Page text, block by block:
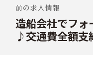
ー
シ
ョ
前の求人情報
次
の
投
造船会社でフ
♪交通費全額支